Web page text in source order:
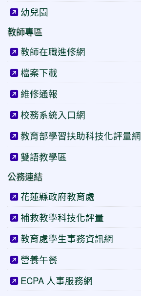
幼兒園
教師專區
教師在職進修網
檔案下載
維修通報
校務系統入口網
教育部學習扶助科技化評量網
雙語教學區
公務連結
花蓮縣政府教育處
補救教學科技化評量
教育處學生事務資訊網
營養午餐
ECPA 人事服務網